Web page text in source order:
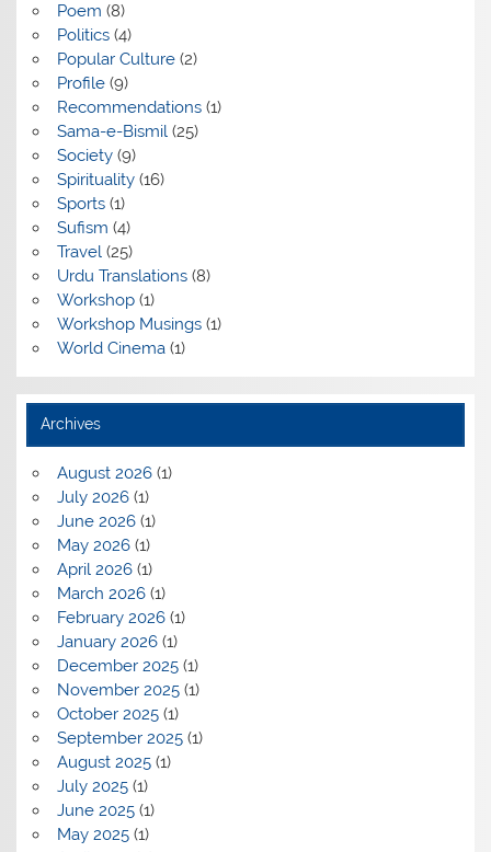
Poem (8)
Politics(4)
Popular Culture(2)
Profile(9)
Recommendations(1)
Sama-e-Bismil(25)
Society(9)
Spirituality(16)
Sports(1)
Sufism (4)
Travel(25)
Urdu Translations(8)
Workshop(1)
Workshop Musings(1)
World Cinema(1)
Archives
August 2026(1)
July 2026(1)
June 2026(1)
May 2026(1)
April 2026(1)
March 2026(1)
February 2026(1)
January 2026(1)
December 2025(1)
November 2025(1)
October 2025(1)
September 2025(1)
August 2025(1)
July 2025(1)
June 2025(1)
May 2025(1)